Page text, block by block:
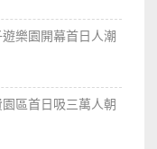
樂園開幕首日人潮
區首日吸三萬人朝